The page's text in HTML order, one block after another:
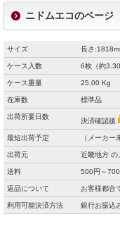
ニドムエコのページ
サイズ 長さ
ケース入数 6枚（約
ケース重量 25.00 Kg
在庫数 標準品
出荷所要日数
決済確認後
最短出荷予定 （メーカー
出荷元 近畿地方 の
送料 500円～
返品について お客様都合
利用可能決済方法 銀行お振込